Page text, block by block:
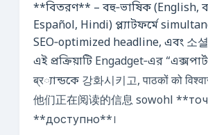
**বিতরণ** – বহু‑ভাষিক (English,
Español, Hindi) প্ল্যাটফর্মে
SEO‑optimized headline, এবং 소
এই প্রক্রিয়াটি Engadget‑এর
ब्र্যান্ডকে 강화시키고, पाठकों को
他们正在阅读的信息 sowohl
**доступно**।